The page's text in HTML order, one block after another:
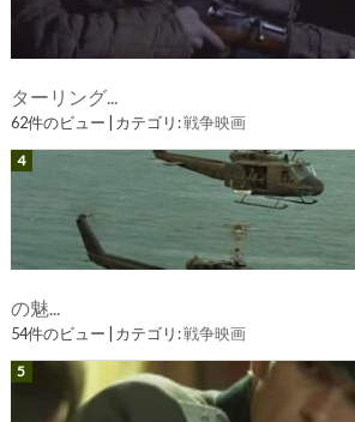
ターリング...
62件のビュー カテゴリ:戦争映画
の魅...
54件のビュー カテゴリ:戦争映画